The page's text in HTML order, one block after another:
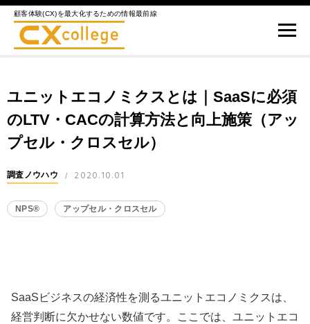
顧客体験(CX)を最大化するための情報最前線
ユニットエコノミクスとは｜SaaSに必須
のLTV・CACの計算方法と向上施策（アッ
プセル・クロスセル）
調査ノウハウ / 2020.10.01
NPS® アップセル・クロスセル
SaaSビジネスの経済性を測るユニットエコノミクスは、
経営判断に欠かせない数値です。ここでは、ユニットエコ